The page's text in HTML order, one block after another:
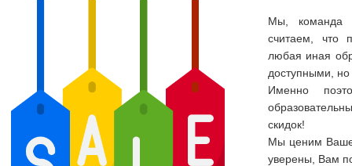
Мы, команда
считаем, что
любая иная
доступными, но
Именно
скидок!
Мы ценим Ваше
уверены, Вам